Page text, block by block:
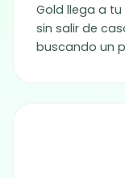
Gold llega a
sin salir de
buscando un